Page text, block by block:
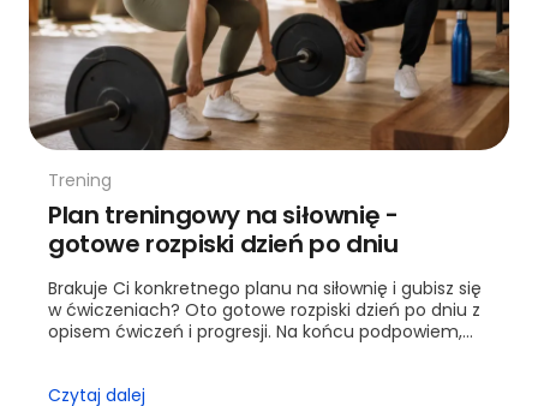
Trening
Plan treningowy na siłownię -
gotowe rozpiski dzień po dniu
Brakuje Ci konkretnego planu na siłownię i gubisz się
w ćwiczeniach? Oto gotowe rozpiski dzień po dniu z
opisem ćwiczeń i progresji. Na końcu podpowiem,
Czytaj dalej